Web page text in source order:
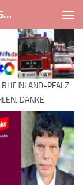
Regionalhilfe. de ISMOT International Social And Medical Outreach Team
PFALZ
DANKE.